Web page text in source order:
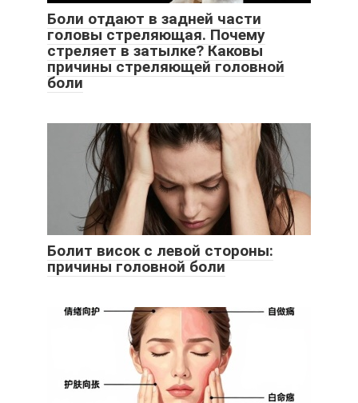
Боли отдают в задней части
головы стреляющая. Почему
стреляет в затылке? Каковы
причины стреляющей головной
боли
Болит висок с левой стороны:
причины головной боли